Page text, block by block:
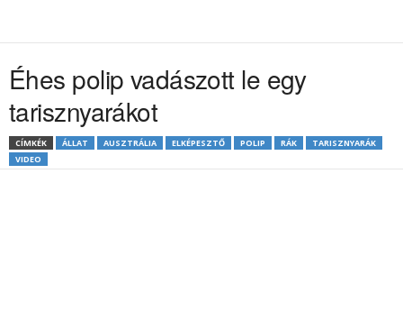
Éhes polip vadászott le egy
tarisznyarákot
CÍMKÉK ÁLLAT AUSZTRÁLIA ELKÉPESZTŐ POLIP RÁK
TARISZNYARÁK
VIDEO